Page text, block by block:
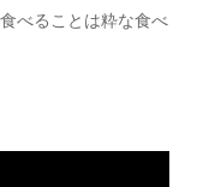
べることは粋な食べ